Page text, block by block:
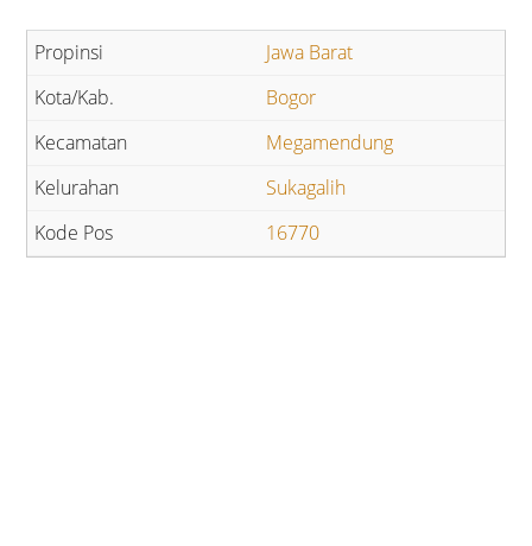
Jawa Barat
Bogor
Megamendung
Sukagalih
16770